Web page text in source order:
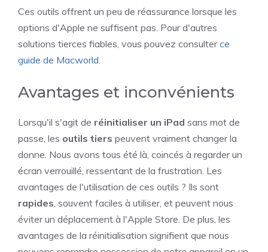
Ces outils offrent un peu de réassurance lorsque les
options d'Apple ne suffisent pas. Pour d'autres
solutions tierces fiables, vous pouvez consulterce
guide de Macworld.
Avantages et inconvénients
Lorsqu'il s'agit de réinitialiser un iPad sans mot de
passe, les outils tiers peuvent vraiment changer la
donne. Nous avons tous été là, coincés à regarder un
écran verrouillé, ressentant de la frustration. Les
avantages de l'utilisation de ces outils ? Ils sont
rapides, souvent faciles à utiliser, et peuvent nous
éviter un déplacement à l'Apple Store. De plus, les
avantages de la réinitialisation signifient que nous